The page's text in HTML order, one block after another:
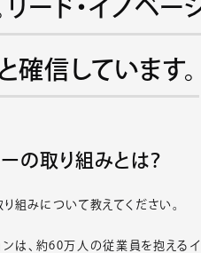
ード・イノベー
確信しています。
の取り組みとは？
組みについて教えてください。
は、約60万人の従業員を抱える